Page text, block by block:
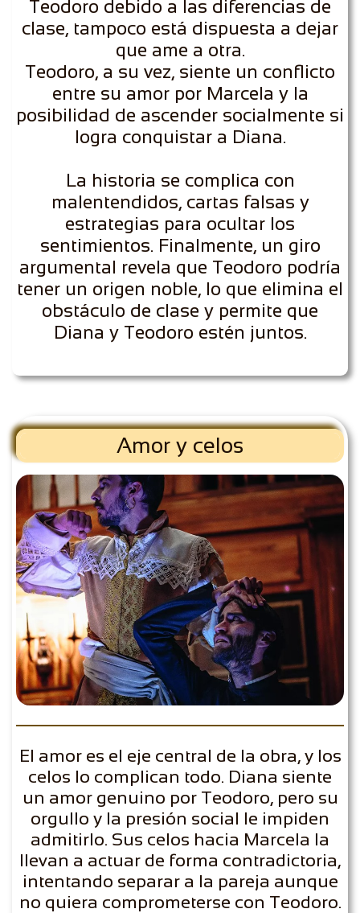
Teodoro debido a las diferencias de
clase, tampoco está dispuesta a dejar
que ame a otra.
Teodoro, a su vez, siente un conflicto
entre su amor por Marcela y la
posibilidad de ascender socialmente si
logra conquistar a Diana.
La historia se complica con
malentendidos, cartas falsas y
estrategias para ocultar los
sentimientos. Finalmente, un giro
argumental revela que Teodoro podría
tener un origen noble, lo que elimina el
obstáculo de clase y permite que
Diana y Teodoro estén juntos.
Amor y celos
El amor es el eje central de la obra, y los
celos lo complican todo. Diana siente
un amor genuino por Teodoro, pero su
orgullo y la presión social le impiden
admitirlo. Sus celos hacia Marcela la
llevan a actuar de forma contradictoria,
intentando separar a la pareja aunque
no quiera comprometerse con Teodoro.